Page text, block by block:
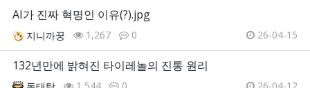
AI가 진짜 혁명인 이유(?).jpg
지니까꿍 1,267 0 26-04-15
132년만에 밝혀진 타이레놀의 진통 원리